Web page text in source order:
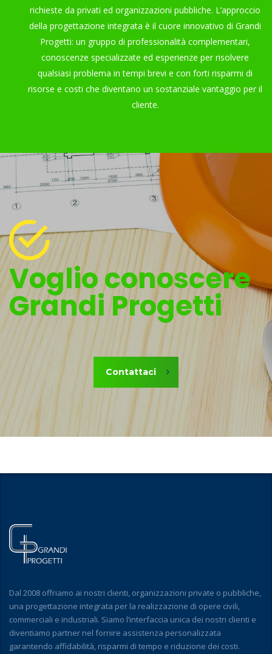
richieste da privati ed organizzazioni pubbliche. L’approccio
della progettazione integrata è il cuore innovativo di Grandi
Progetti: un gruppo di professionalità complementari,
conoscenze specializzate ed esperienze per risolvere
qualsiasi problema in tempi brevi e con forti risparmi di
risorse e costi che diventano un sostanziale vantaggio per il
cliente.
Voglio conoscere
Grandi Progetti
Contattaci
Dal 2008 offriamo ai nostri clienti, organizzazioni private o pubbliche,
una progettazione integrata per la realizzazione di opere civili,
commerciali e industriali. Siamo l’interfaccia unica dei nostri clienti e
diventiamo partner nel fornire assistenza personalizzata
garantendo affidabilità, risparmi di tempo e riduzione dei costi.